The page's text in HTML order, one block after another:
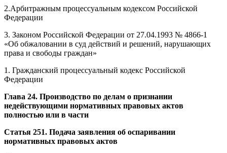
2.Арбитражным процессуальным кодексом Российской
Федерации
3. Законом Российской Федерации от 27.04.1993 № 4866-1
«Об обжаловании в суд действий и решений, нарушающих
права и свободы граждан»
1. Гражданский процессуальный кодекс Российской
Федерации
Глава 24. Производство по делам о признании
недействующими нормативных правовых актов
полностью или в части
Статья 251. Подача заявления об оспаривании
нормативных правовых актов